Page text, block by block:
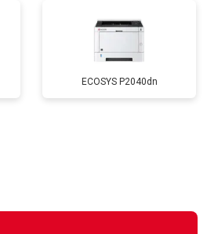
ECOSYS P2040dn